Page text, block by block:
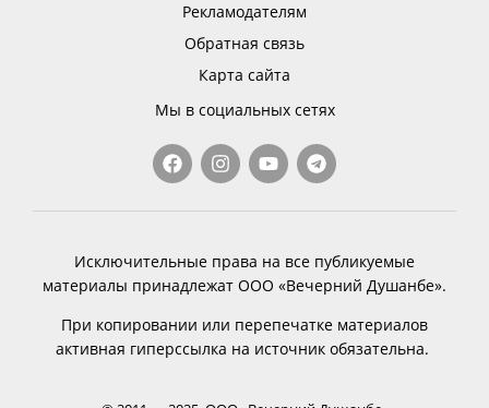
Рекламодателям
Обратная связь
Карта сайта
Мы в социальных сетях
Исключительные права на все публикуемые
материалы принадлежат ООО «Вечерний Душанбе».
При копировании или перепечатке материалов
активная гиперссылка на источник обязательна.